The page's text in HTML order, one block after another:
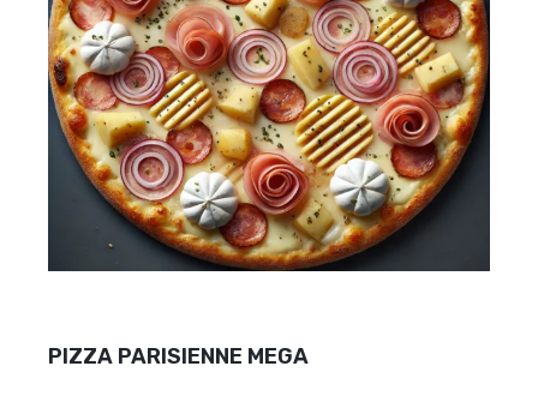
PIZZA PARISIENNE MEGA